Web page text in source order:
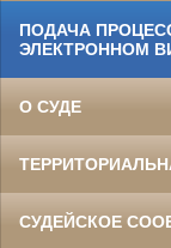
ПОДАЧА
ЭЛЕКТРОННОМ
О СУДЕ
СУДЕЙСКОЕ